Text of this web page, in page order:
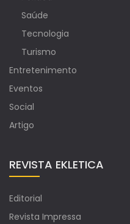
Saúde
Tecnologia
Turismo
Entretenimento
Eventos
Social
Artigo
REVISTA EKLETICA
Editorial
Revista Impressa